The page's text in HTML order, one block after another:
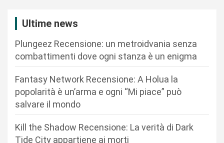
Ultime news
Plungeez Recensione: un metroidvania senza
combattimenti dove ogni stanza è un enigma
Fantasy Network Recensione: A Holua la
popolarità è un’arma e ogni “Mi piace” può
salvare il mondo
Kill the Shadow Recensione: La verità di Dark
Tide City appartiene ai morti